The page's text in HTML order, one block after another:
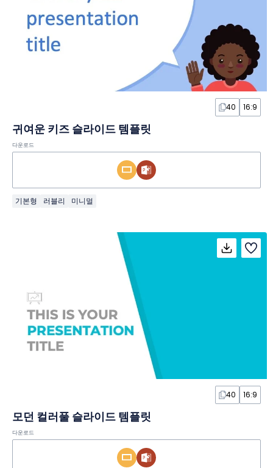
40 16:9
귀여운 키즈 슬라이드 템플릿
다운로드
기본형 러블리 미니멀
40 16:9
모던 컬러풀 슬라이드 템플릿
다운로드